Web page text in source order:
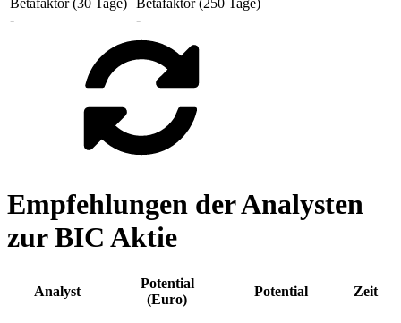
Betafaktor (30 Tage)
-
Betafaktor (250 Tage)
-
Empfehlungen der Analysten
zur BIC Aktie
Analyst
Potential
(Euro)
Potential Zeit